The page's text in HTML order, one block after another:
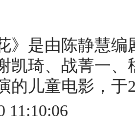
》是由陈静慧
凯琦、战菁一
的儿童电影，于
11:10:06